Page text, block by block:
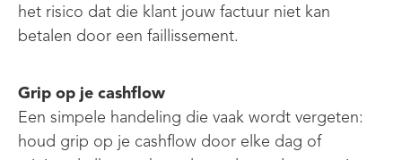
het risico dat die klant jouw factuur niet kan
betalen door een faillissement.
Grip op je cashflow
Een simpele handeling die vaak wordt vergeten:
houd grip op je cashflow door elke dag of